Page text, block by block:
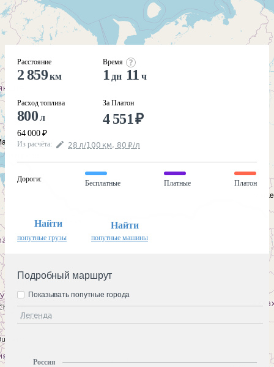
Расстояние
2 859км
Расход топлива
800л
64 000 ₽
Время
1 дн 11 ч
За Платон
4 551₽
Из расчёта: 28 л/100 км, 80 ₽/л
Дороги:
Бесплатные Платные Платон
Найти
попутные грузы
Найти
попутные машины
Подробный маршрут
Легенда
Показывать попутные города
Россия